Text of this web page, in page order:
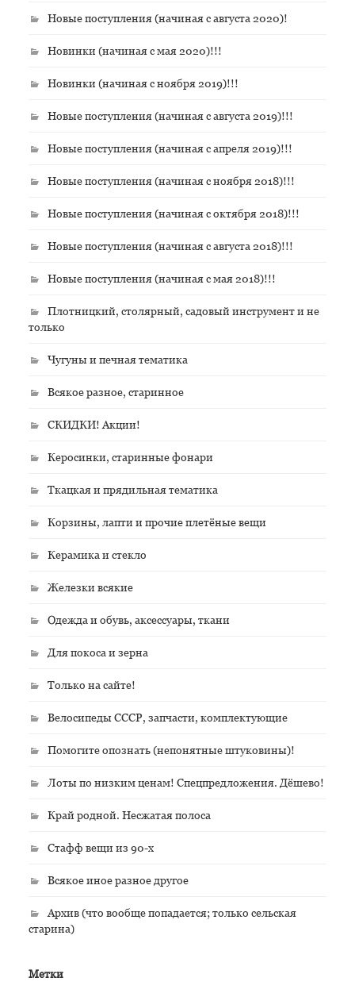
Новые поступления (начиная с августа 2020)!
Новинки (начиная с мая 2020)!!!
Новинки (начиная с ноября 2019)!!!
Новые поступления (начиная с августа 2019)!!!
Новые поступления (начиная с апреля 2019)!!!
Новые поступления (начиная с ноября 2018)!!!
Новые поступления (начиная с октября 2018)!!!
Новые поступления (начиная с августа 2018)!!!
Новые поступления (начиная с мая 2018)!!!
Плотницкий, столярный, садовый инструмент и не
только
Чугуны и печная тематика
Всякое разное, старинное
СКИДКИ! Акции!
Керосинки, старинные фонари
Ткацкая и прядильная тематика
Корзины, лапти и прочие плетёные вещи
Керамика и стекло
Железки всякие
Одежда и обувь, аксессуары, ткани
Для покоса и зерна
Только на сайте!
Велосипеды СССР, запчасти, комплектующие
Помогите опознать (непонятные штуковины)!
Лоты по низким ценам! Спецпредложения. Дёшево!
Край родной. Несжатая полоса
Стафф вещи из 90-х
Всякое иное разное другое
Архив (что вообще попадается; только сельская
старина)
Метки